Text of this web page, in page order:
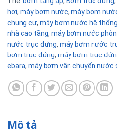
hơi, máy bơm nước, máy bơm
chung cư, máy bơm nước hệ
nhà cao tầng, máy bơm nước
nước trục đứng, máy bơm nước
bơm trục đứng, máy bơm trục
ebara, máy bơm vận chuyển nước
Mô tả